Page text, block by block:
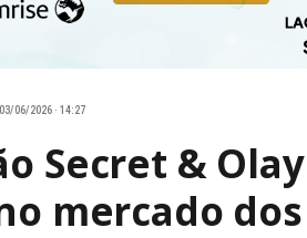
03/06/2026 · 14:27
Secret &
mercado dos